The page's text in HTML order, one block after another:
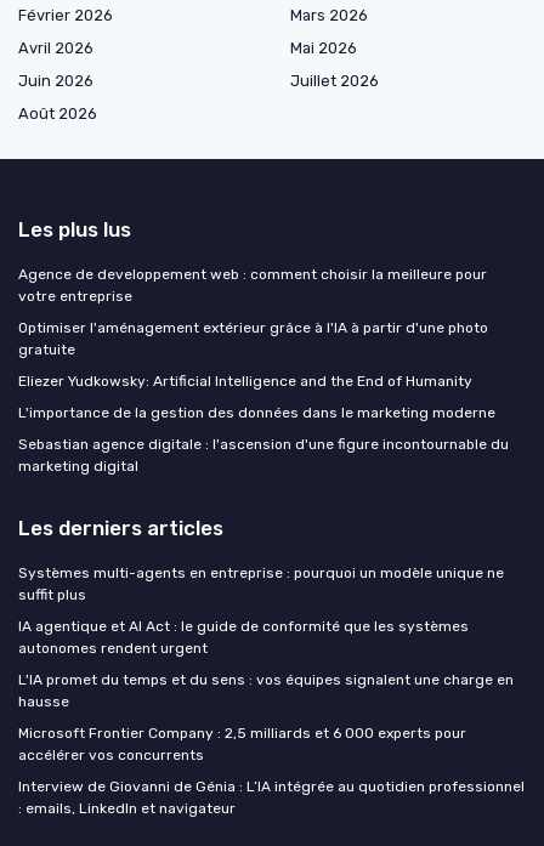
Février 2026
Mars 2026
Avril 2026
Mai 2026
Juin 2026
Juillet 2026
Août 2026
Les plus lus
Agence de developpement web : comment choisir la meilleure pour
votre entreprise
Optimiser l'aménagement extérieur grâce à l'IA à partir d'une photo
gratuite
Eliezer Yudkowsky: Artificial Intelligence and the End of Humanity
L'importance de la gestion des données dans le marketing moderne
Sebastian agence digitale : l'ascension d'une figure incontournable du
marketing digital
Les derniers articles
Systèmes multi-agents en entreprise : pourquoi un modèle unique ne
suffit plus
IA agentique et AI Act : le guide de conformité que les systèmes
autonomes rendent urgent
L'IA promet du temps et du sens : vos équipes signalent une charge en
hausse
Microsoft Frontier Company : 2,5 milliards et 6 000 experts pour
accélérer vos concurrents
Interview de Giovanni de Génia : L’IA intégrée au quotidien professionnel
: emails, LinkedIn et navigateur